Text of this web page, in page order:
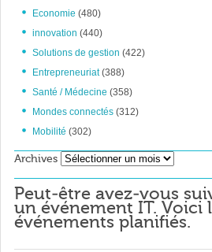
Economie (480)
innovation (440)
Solutions de gestion (422)
Entrepreneuriat(388)
Santé / Médecine (358)
Mondes connectés (312)
Mobilité (302)
Archives Archives
Peut-être avez-vous
un événement IT. Voici
événements planifiés.